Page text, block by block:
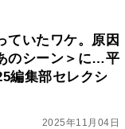
いたワケ。原因
のシーン＞に…平
編集部セレクシ
2025年11月04日